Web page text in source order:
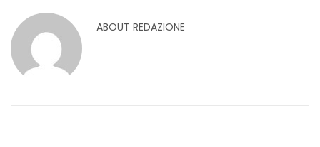
ABOUT REDAZIONE